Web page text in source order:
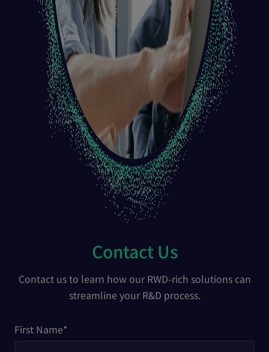
Contact Us
Contact us to learn how our RWD-rich solutions can
streamline your R&D process.
First Name*